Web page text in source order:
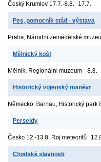
Český Krumlov 17.7.-8.8. 17.7.
Pes, pomocník stád - výstava
Praha, Národní zemědělské
Mělnický košt
Mělník, Regionální muzeum 8.8.
Historický vojenský manévr
Německo, Bärnau, Historický park
Perseidy
Česko 12.-13.8. Roj meteoritů
Chodské slavnosti